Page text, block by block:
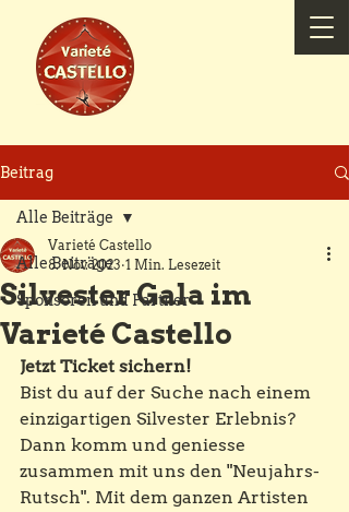
Beitrag
Alle Beiträge
Sponsoren und Partner
Alle Beiträge
Silvester Gala im
Varieté Castello
Varieté Castello
8. Nov. 2023 1 Min. Lesezeit
Jetzt Ticket sichern!
Bist du auf der Suche nach einem
einzigartigen Silvester Erlebnis?
Dann komm und geniesse
zusammen mit uns den "Neujahrs-
Rutsch". Mit dem ganzen Artisten